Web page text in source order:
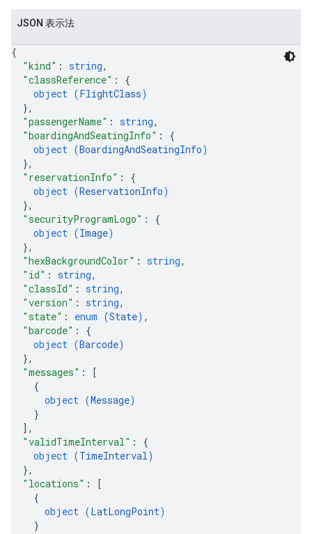
JSON 表示法
{
"kind" : string,
"classReference" : {
object (FlightClass)
},
"passengerName" : string,
"boardingAndSeatingInfo" : {
object (BoardingAndSeatingInfo)
},
"reservationInfo" : {
object (ReservationInfo)
},
"securityProgramLogo" : {
object (Image)
},
"hexBackgroundColor" : string,
"id" : string,
"classId" : string,
"version" : string,
"state" : enum (State) ,
"barcode" : {
object (Barcode)
},
"messages" :
[
{
object (Message)
}
] ,
"validTimeInterval" : {
object (TimeInterval)
},
"locations" :
[
{
object (LatLongPoint)
}